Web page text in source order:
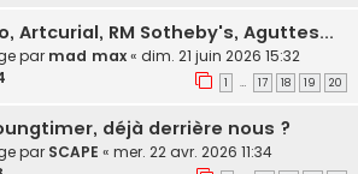
Artcurial, RM Sotheby's, Aguttes...
par mad max« dim. 21 juin 2026 15:32
1 … 17 18 19 20
déjà derrière nous ?
par SCAPE « mer. 22 avr. 2026 11:34